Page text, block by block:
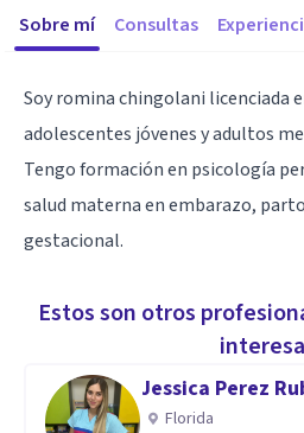
Sobre mí Consultas
Soy romina chingolani licenciada
adolescentes jóvenes y adultos
Tengo formación en psicología
salud materna en embarazo,
gestacional.
Estos son otros
Jessica Perez
Florida